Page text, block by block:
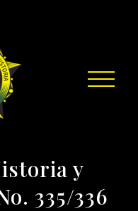
y
335/336